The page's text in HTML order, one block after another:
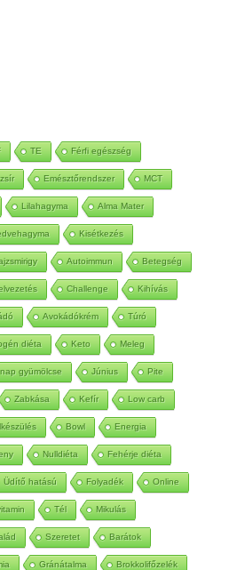
TE Férfi egészség
Emésztőrendszer MCT
Lilahagyma Alma Mater
Kisétkezés
Autoimmun Betegség
Challenge Kihívás
Avokádókrém Túró
diéta Keto Meleg
gyümölcse Június Pite
Zabkása Kefír Low carb
Bowl Energia
Nulldiéta Fehérje diéta
Üdítő hatású Folyadék Online
Tél Mikulás
Szeretet Barátok
Gránátalma Brokkolifőzelék